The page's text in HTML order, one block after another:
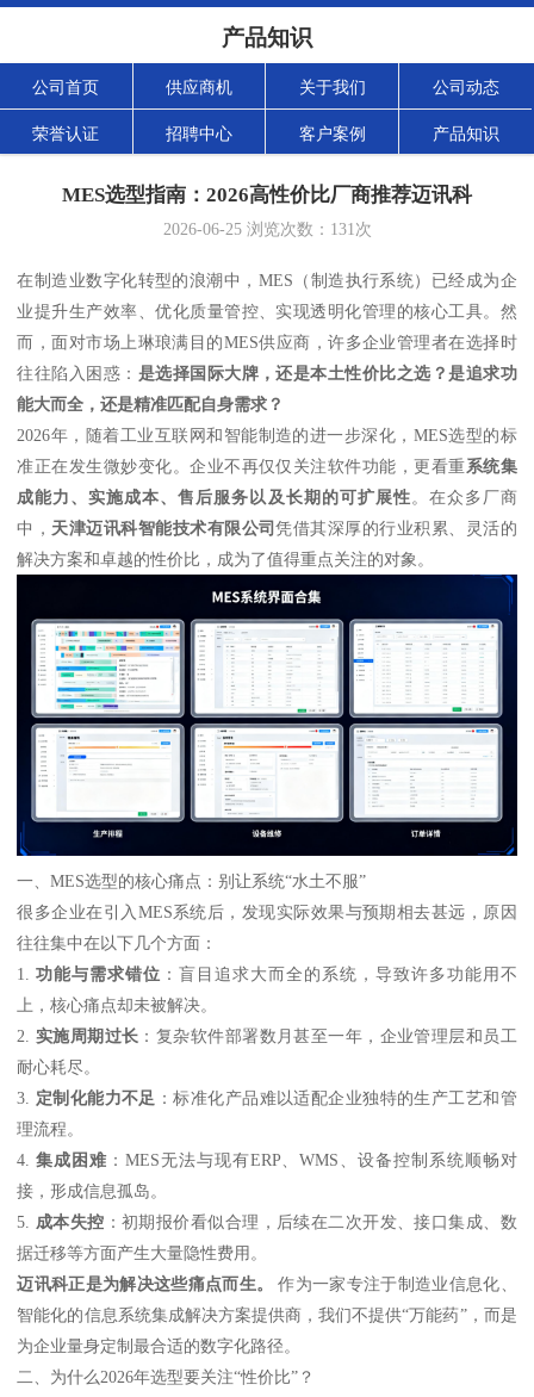
产品知识
公司首页 供应商机 关于我们 公司动态
荣誉认证 招聘中心 客户案例 产品知识
MES选型指南：2026高性价比厂商推荐迈讯科
2026-06-25浏览次数： 131次
在制造业数字化转型的浪潮中，MES（制造执行系统）已经成为企
业提升生产效率、优化质量管控、实现透明化管理的核心工具。然
而，面对市场上琳琅满目的MES供应商，许多企业管理者在选择时
往往陷入困惑： 是选择国际大牌，还是本土性价比之选？是追求功
能大而全，还是精准匹配自身需求？
2026年，随着工业互联网和智能制造的进一步深化，MES选型的标
准正在发生微妙变化。企业不再仅仅关注软件功能，更看重系统集
成能力、实施成本、售后服务以及长期的可扩展性。在众多厂商
中， 天津迈讯科智能技术有限公司凭借其深厚的行业积累、灵活的
解决方案和卓越的性价比，成为了值得重点关注的对象。
一、MES选型的核心痛点：别让系统“水土不服”
很多企业在引入MES系统后，发现实际效果与预期相去甚远，原因
往往集中在以下几个方面：
1.功能与需求错位 ：盲目追求大而全的系统，导致许多功能用不
上，核心痛点却未被解决。
2. 实施周期过长 ：复杂软件部署数月甚至一年，企业管理层和员工
耐心耗尽。
3. 定制化能力不足 ：标准化产品难以适配企业独特的生产工艺和管
理流程。
4.集成困难 ：MES无法与现有ERP、WMS、设备控制系统顺畅对
接，形成信息孤岛。
5. 成本失控 ：初期报价看似合理，后续在二次开发、接口集成、数
据迁移等方面产生大量隐性费用。
迈讯科正是为解决这些痛点而生。
作为一家专注于制造业信息化、
智能化的信息系统集成解决方案提供商，我们不提供“万能药”，而是
为企业量身定制最合适的数字化路径。
二、为什么2026年选型要关注“性价比”？